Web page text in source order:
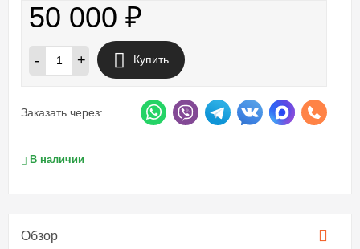
50 000 ₽
- + Купить
Заказать через:
В наличии
Обзор